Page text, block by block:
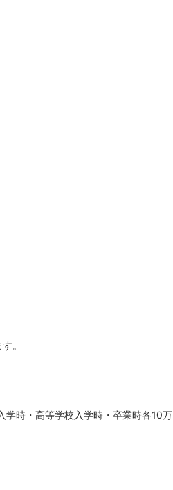
。
学時・高等学校入学時・卒業時各10万